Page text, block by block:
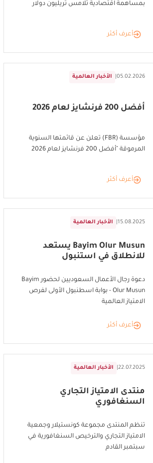
بمساهمة اقتصادية تلامس تريليون دولار
أعرف أكثر
الأخبار العالمية 05.02.2026
أفضل 200 فرنشايز لعام 2026
مؤسسة (FBR) تعلن عن قائمتها السنوية
المرموقة "أفضل 200 فرنشايز لعام 2026
أعرف أكثر
الأخبار العالمية 15.08.2025
Bayim Olur Musun يستعد
للانطلاق في استنبول
دعوة رجال الأعمال السعوديين لحضور Bayim
Olur Musun - بوابة اسطنبول الأولى لفرص
الامتياز العالمية
أعرف أكثر
الأخبار العالمية 22.07.2025
منتدى الامتياز التجاري
السنغافوري
تنظم المنتدى مجموعة كونستيلار وجمعية
الامتياز التجاري والترخيص السنغافورية في
سبتمبر القادم